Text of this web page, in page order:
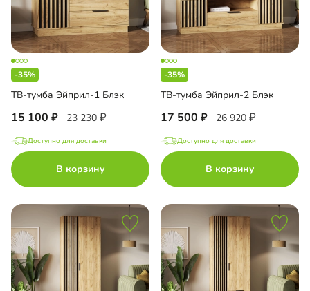
-35%
ТВ-тумба Эйприл-1 Блэк
15 100 23 230
Доступно для доставки
В корзину
-35%
ТВ-тумба Эйприл-2 Блэк
17 500 26 920
Доступно для доставки
В корзину